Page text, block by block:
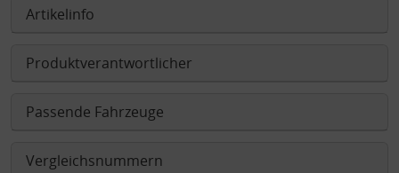
Artikelinfo
Produktverantwortlicher
Passende Fahrzeuge
Vergleichsnummern